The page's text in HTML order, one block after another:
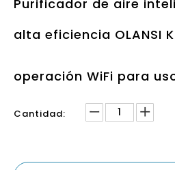
Purificador de aire
alta eficiencia OLANSI
operación WiFi para
Cantidad: